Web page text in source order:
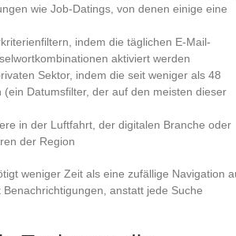
wie Job-Datings, von denen einige eine
indem die täglichen E-Mail-
aktiviert werden
Sektor, indem die seit weniger als 48
Datumsfilter, der auf den meisten dieser
in der Luftfahrt, der digitalen Branche oder
der Region
weniger Zeit als eine zufällige Navigation
anstatt jede Suche